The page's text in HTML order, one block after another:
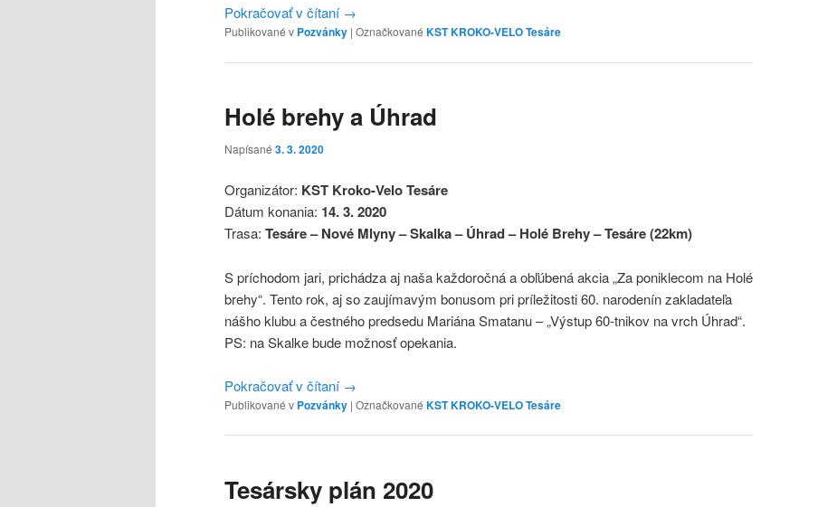
Pokračovať v čítaní →
Publikované v Pozvánky | Označkované KST KROKO-VELO Tesáre
Holé brehy a Úhrad
Napísané 3. 3. 2020
Organizátor: KST Kroko-Velo Tesáre
Dátum konania: 14. 3. 2020
Trasa: Tesáre – Nové Mlyny – Skalka – Úhrad – Holé Brehy – Tesáre (22km)
S príchodom jari, prichádza aj naša každoročná a obľúbená akcia „Za poniklecom na Holé
brehy“. Tento rok, aj so zaujímavým bonusom pri príležitosti 60. narodenín zakladateľa
nášho klubu a čestného predsedu Mariána Smatanu – „Výstup 60-tnikov na vrch Úhrad“.
PS: na Skalke bude možnosť opekania.
Pokračovať v čítaní →
Publikované v Pozvánky | Označkované KST KROKO-VELO Tesáre
Tesársky plán 2020